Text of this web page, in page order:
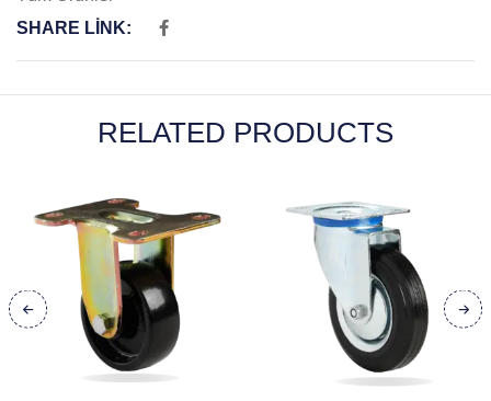
SHARE LINK:
RELATED PRODUCTS